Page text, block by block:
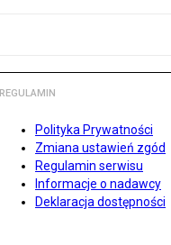
REGULAMIN
Polityka Prywatności
Zmiana ustawień zgód
Regulamin serwisu
Informacje o nadawcy
Deklaracja dostępności